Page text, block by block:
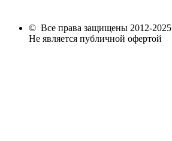
© Все права защищены 2012-2025
Не является публичной офертой